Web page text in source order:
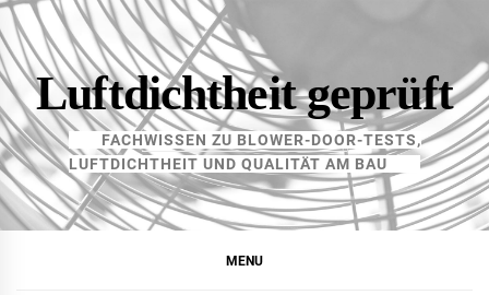
Skip
to
contentLuftdichtheit geprüft
FACHWISSEN ZU BLOWER-DOOR-TESTS,
LUFTDICHTHEIT UND QUALITÄT AM BAU
MENU